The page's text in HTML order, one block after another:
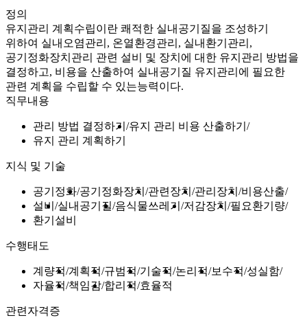
정의
유지관리 계획수립이란 쾌적한 실내공기질을 조성하기
위하여 실내오염관리, 온열환경관리, 실내환기관리,
공기정화장치관리 관련 설비 및 장치에 대한 유지관리 방법을
결정하고, 비용을 산출하여 실내공기질 유지관리에 필요한
관련 계획을 수립할 수 있는능력이다.
직무내용
관리 방법 결정하기
유지 관리 비용 산출하기
유지 관리 계획하기
지식 및 기술
공기정화 공기정화장치 관련장치 관리장치 비용산출
설비
실내공기질 음식물쓰레기 저감장치 필요환기량
환기설비
수행태도
계량적 계획적 규범적 기술적 논리적 보수적 성실함
자율적 책임감 합리적 효율적
관련자격증